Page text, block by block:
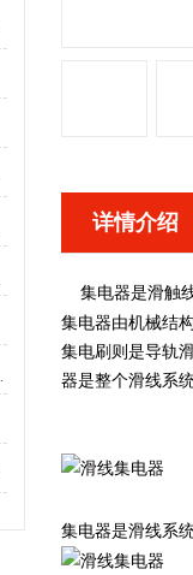
详情介绍
集电器是滑触
集电器由机械结
集电刷则是导轨
器是整个滑线系
集电器是滑线系